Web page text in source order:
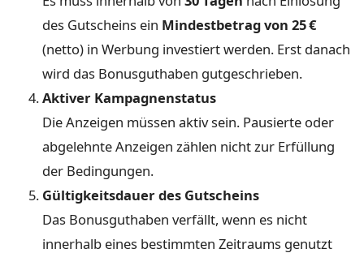
des Gutscheins ein Mindestbetrag von 25 €
(netto) in Werbung investiert werden. Erst danach
wird das Bonusguthaben gutgeschrieben.
Aktiver Kampagnenstatus
Die Anzeigen müssen aktiv sein. Pausierte oder
abgelehnte Anzeigen zählen nicht zur Erfüllung
der Bedingungen.
Gültigkeitsdauer des Gutscheins
Das Bonusguthaben verfällt, wenn es nicht
innerhalb eines bestimmten Zeitraums genutzt